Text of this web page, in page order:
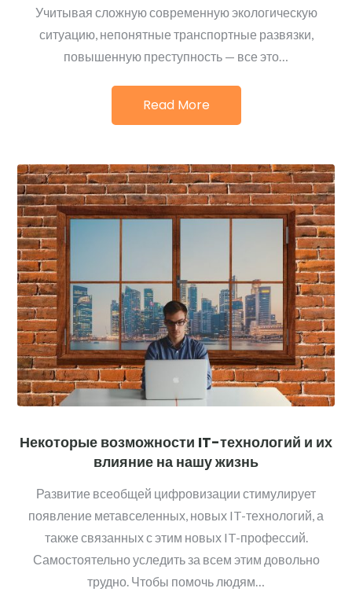
Учитывая сложную современную экологическую
ситуацию, непонятные транспортные развязки,
повышенную преступность — все это…
Read More
Некоторые возможности IT-технологий и их
влияние на нашу жизнь
Развитие всеобщей цифровизации стимулирует
появление метавселенных, новых IT-технологий, а
также связанных с этим новых IT-профессий.
Самостоятельно уследить за всем этим довольно
трудно. Чтобы помочь людям…